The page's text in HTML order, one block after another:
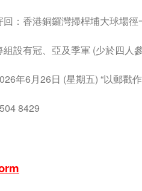
回：香港銅鑼灣掃桿埔大球場
組設有冠、亞及季軍 (少於四人
年6月26日 (星期五) “以郵戳
8429